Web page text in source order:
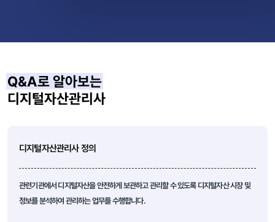
Q&A로 알아보는
디지털자산관리사
디지털자산관리사 정의
관련기관에서 디지털자산을 안전하게 보관하고 관리할 수 있도록 디지털자산 시장 및
정보를 분석하여 관리하는 업무를 수행합니다.